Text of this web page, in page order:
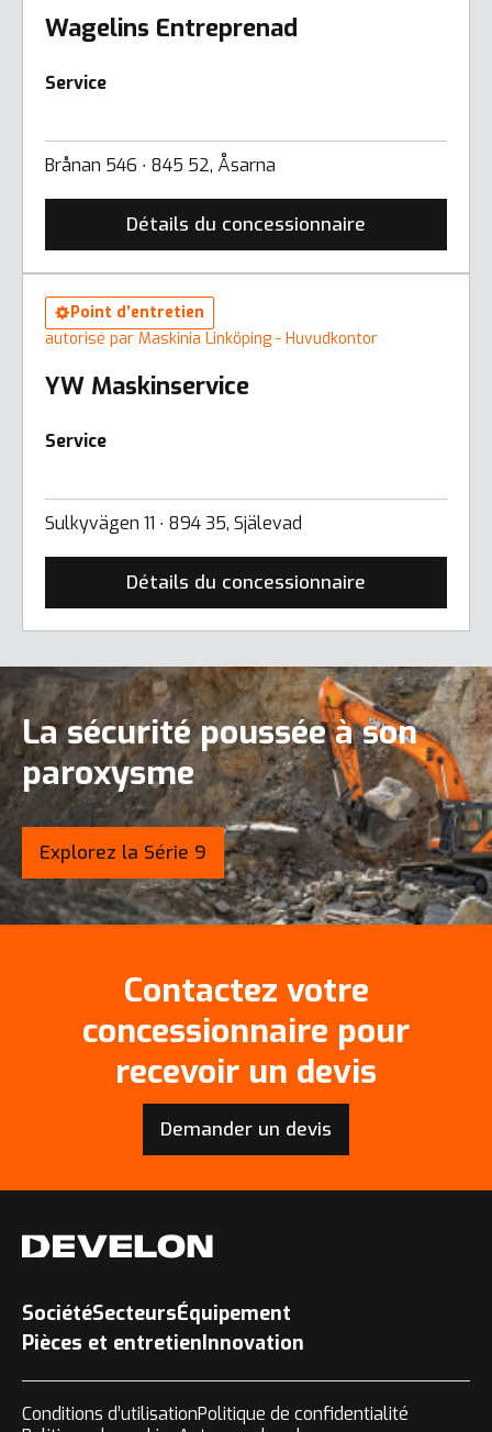
Wagelins Entreprenad
Service
Brånan 546 ∙ 845 52, Åsarna
Détails du concessionnaire
Point d’entretien
autorisé par Maskinia Linköping - Huvudkontor
YW Maskinservice
Service
Sulkyvägen 11 ∙ 894 35, Själevad
Détails du concessionnaire
La sécurité poussée à son
paroxysme
Explorez la Série 9
Contactez votre
concessionnaire pour
recevoir un devis
Demander un devis
SociétéSecteursÉquipement
Pièces et entretienInnovation
Conditions d’utilisationPolitique de confidentialité